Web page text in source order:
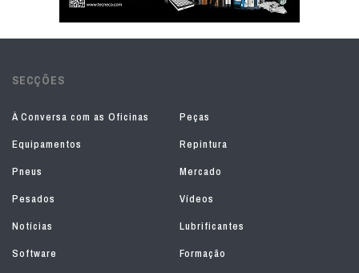
SECÇÕES
À Conversa com as Oficinas
Peças
Equipamentos
Repintura
Pneus
Mercado
Pesados
Vídeos
Notícias
Lubrificantes
Software
Formação